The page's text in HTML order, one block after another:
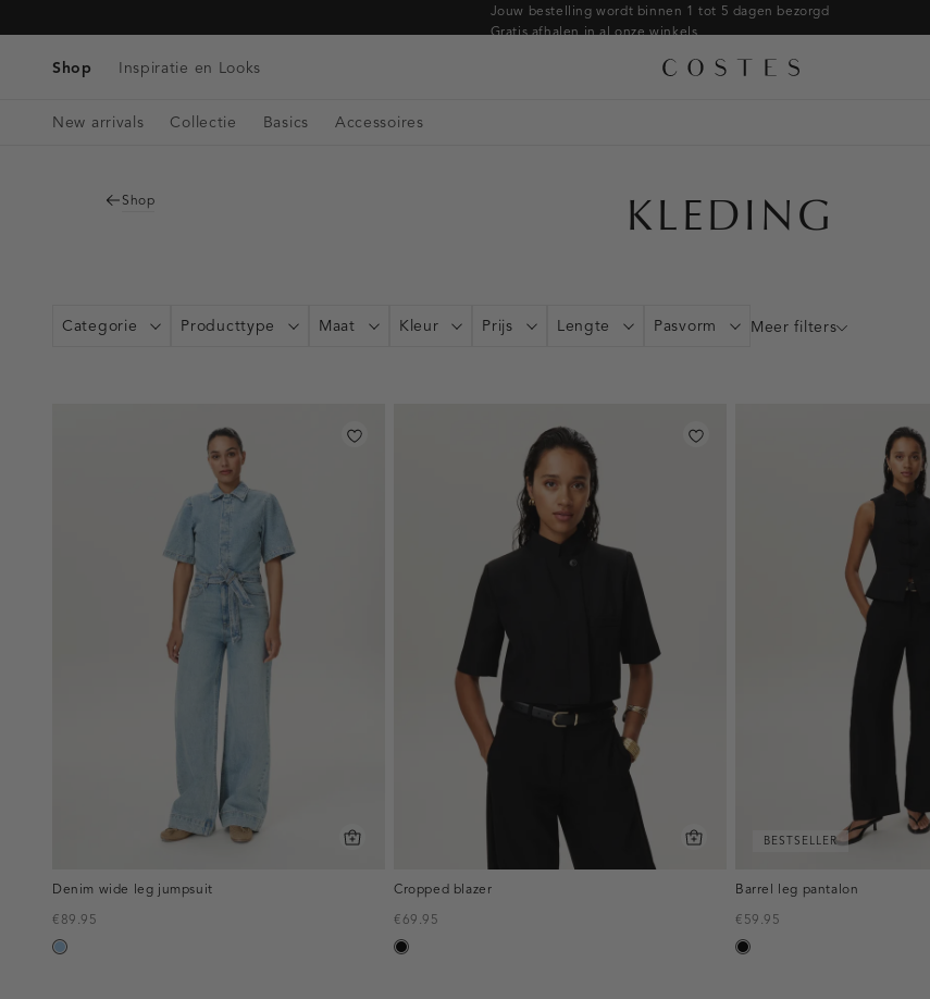
direct naar
hoofdinhoud
Jouw bestelling wordt binnen 1 tot 5 dagen bezorgd
Gratis afhalen in al onze winkels
Betaal zoals jij wilt: o.a. iDEAL | Wero, Riverty, Apple pay & creditcard
Shop Inspiratie en Looks
New arrivals Collectie
Singlets
Denim
Basics Accessoires
Riemen
Bag charms
Armbanden
Ringen
Shop KLEDING
Categorie Producttype Maat Kleur Prijs Lengte Pasvorm Meer filters
Denim wide leg jumpsuit
€89.95
blauw,
Cropped blazer
€69.95
zwart
BESTSELLER
Barrel leg pantalon
€59.95
zwart